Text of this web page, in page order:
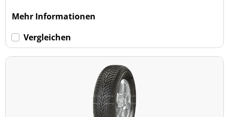
Mehr Informationen
Vergleichen